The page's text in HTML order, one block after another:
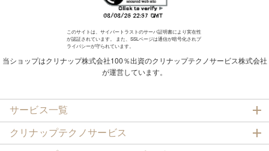
このサイトは、サイバートラストのサーバ証明書により実在性
が認証されています。 また、SSLページは通信が暗号化されプ
ライバシーが守られています。
当ショップはクリナップ株式会社100％出資のクリナップテクノサービス株式会社
が運営しています。
サービス一覧
クリナップテクノサービス